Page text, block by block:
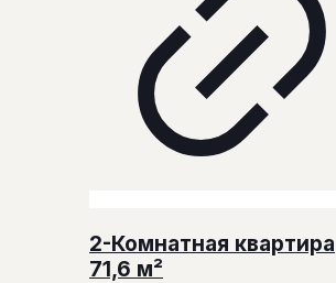
2-Комнатная квартира
71,6 м²